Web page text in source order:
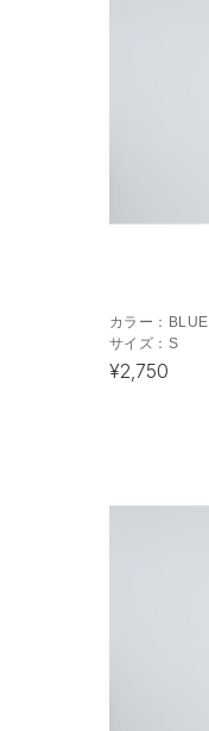
カラー： BLUE
サイズ： S
¥2,750